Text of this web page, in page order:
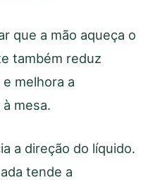
que a mão aqueça o
também reduz
melhora a
mesa.
a direção do líquido.
tende a